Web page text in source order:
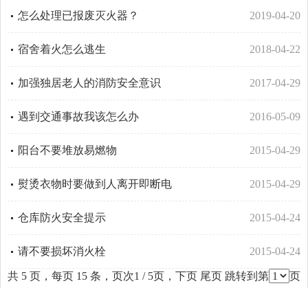
怎么处理已报废灭火器？ 2019-04-20
宿舍着火怎么逃生 2018-04-22
加强独居老人的消防安全意识 2017-04-29
遇到交通事故我该怎么办 2016-05-09
阳台不要堆放易燃物 2015-04-29
熨烫衣物时要做到人离开即断电 2015-04-29
仓库防火安全提示 2015-04-24
请不要损坏消火栓 2015-04-24
共 5 页，每页 15 条，页次1 / 5页， 下页 尾页 跳转到第 页